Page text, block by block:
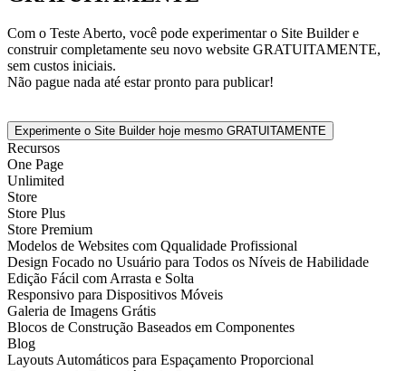
Com o Teste Aberto, você pode experimentar o Site Builder e
construir completamente seu novo website GRATUITAMENTE,
sem custos iniciais.
Não pague nada até estar pronto para publicar!
Experimente o Site Builder hoje mesmo GRATUITAMENTE
Recursos
One Page
Unlimited
Store
Store Plus
Store Premium
Modelos de Websites com Qqualidade Profissional
Design Focado no Usuário para Todos os Níveis de Habilidade
Edição Fácil com Arrasta e Solta
Responsivo para Dispositivos Móveis
Galeria de Imagens Grátis
Blocos de Construção Baseados em Componentes
Blog
Layouts Automáticos para Espaçamento Proporcional